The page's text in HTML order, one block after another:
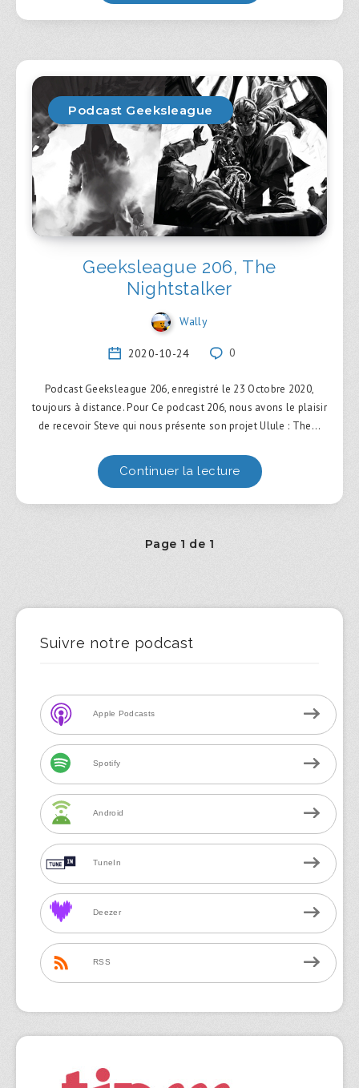
Podcast Geeksleague
Geeksleague 206, The
Nightstalker
Wally
2020-10-24 0
Podcast Geeksleague 206, enregistré le 23 Octobre 2020,
toujours à distance. Pour Ce podcast 206, nous avons le plaisir
de recevoir Steve qui nous présente son projet Ulule : The…
Continuer la lecture
Page 1 de 1
Suivre notre podcast
Apple Podcasts
Spotify
Android
TuneIn
Deezer
RSS